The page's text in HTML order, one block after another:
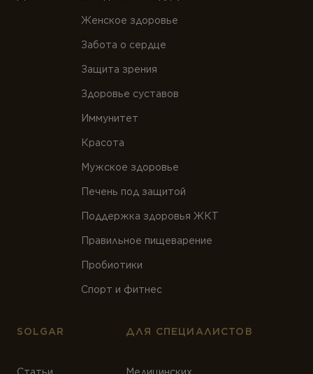
Женское здоровье
Забота о сердце
Защита зрения
Здоровье суставов
Иммунитет
Красота
Мужское здоровье
Печень под защитой
Поддержка здоровья ЖКТ
Правильное пищеварение
Пробиотики
Спорт и фитнес
SOLGAR ДЛЯ СПЕЦИАЛИСТОВ